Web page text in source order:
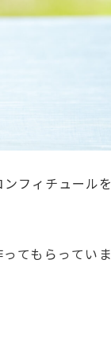
フィチュールを
てもらっていま